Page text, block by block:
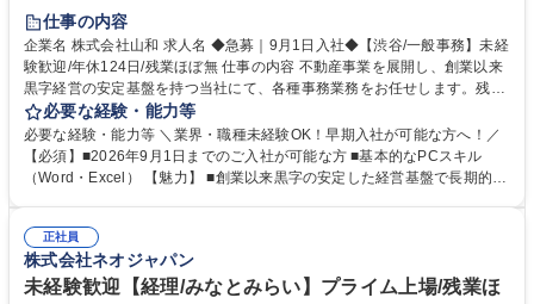
育休あり
完全週休2日制
仕事の内容
企業名 株式会社山和 求人名 ◆急募｜9月1日入社◆【渋谷/一般事務】未経
験歓迎/年休124日/残業ほぼ無 仕事の内容 不動産事業を展開し、創業以来
黒字経営の安定基盤を持つ当社にて、各種事務業務をお任せします。残業
がほぼ発生せず、連続した日程の有給取得が可能なため、WLBを整えたい
方にお勧めの環境です！ 入社後はOJTを通じて丁寧に研修を行いますの
で、事務未経験の方でも安心して臨むことができます。 【業務詳細】■電
話・来客対応 ■物件の鍵や社内の備品管理 ■データ入力や書類作成 ■契約
必要な経験・能力等
必要な経験・能力等 ＼業界・職種未経験OK！早期入社が可能な方へ！／
【必須】■2026年9月1日までのご入社が可能な方 ■基本的なPCスキル
（Word・Excel） 【魅力】 ■創業以来黒字の安定した経営基盤で長期的に
のOJTで業務を習得可能、未経験でもしっかりサポート 学歴・資格 学
歴：大学院 大学 高専 短大 語学力： 資格：
正社員
株式会社ネオジャパン
未経験歓迎【経理/みなとみらい】プライム上場/残業ほ